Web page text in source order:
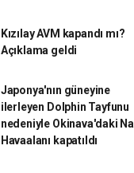
Kızılay AVM kapandı mı?
Açıklama geldi
Japonya'nın güneyine
ilerleyen Dolphin Tayfunu
nedeniyle Okinava'daki
Havaalanı kapatıldı